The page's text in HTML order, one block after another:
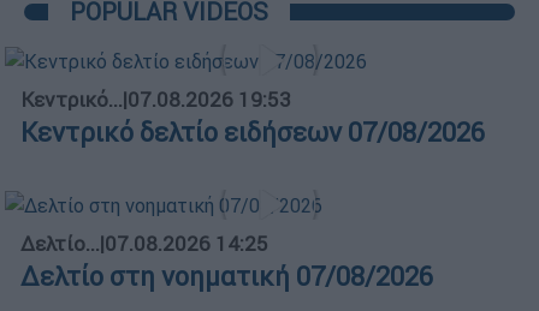
POPULAR VIDEOS
Κεντρικό...|07.08.2026 19:53
Κεντρικό δελτίο ειδήσεων 07/08/2026
Δελτίο...|07.08.2026 14:25
Δελτίο στη νοηματική 07/08/2026